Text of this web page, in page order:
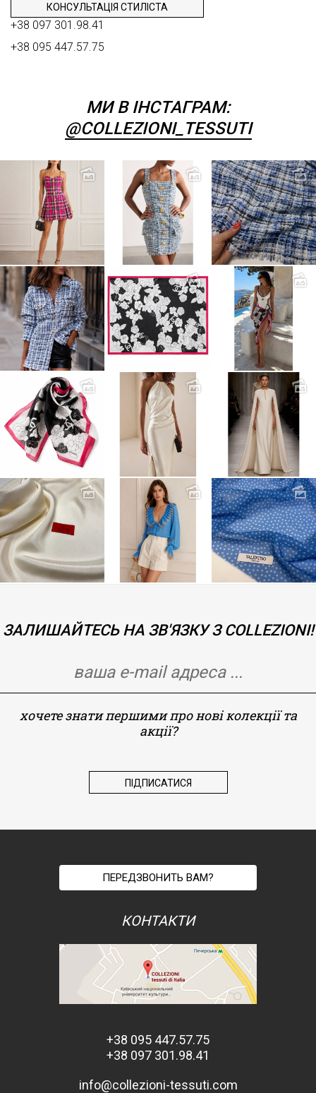
КОНСУЛЬТАЦІЯ СТИЛІСТА
+38 097 301.98.41
+38 095 447.57.75
МИ В ІНСТАГРАМ:
@COLLEZIONI_TESSUTI
ЗАЛИШАЙТЕСЬ НА ЗВ'ЯЗКУ З COLLEZIONI!
хочете знати першими про нові колекції та
акції?
ПЕРЕДЗВОНИТЬ ВАМ?
КОНТАКТИ
+38 095 447.57.75
+38 097 301.98.41
info@collezioni-tessuti.com